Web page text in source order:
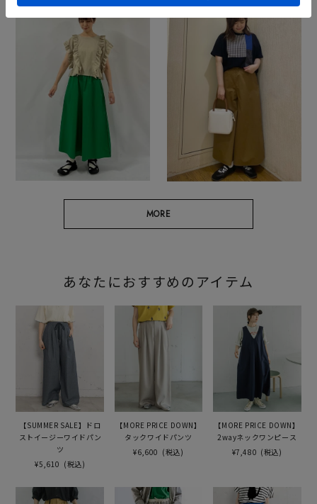
MORE
あなたにおすすめのアイテム
【SUMMER SALE】ドロ
ストイージーワイドパン
ツ
¥5,610 (税込)
【MORE PRICE DOWN】
タックワイドパンツ
¥6,600 (税込)
【MORE PRICE DOWN】
2wayネックワンピース
¥7,480 (税込)